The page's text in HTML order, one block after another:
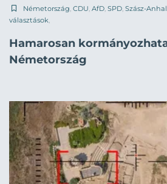
Németország CDU AfD SPD Szász-
választások
Hamarosan
Németország